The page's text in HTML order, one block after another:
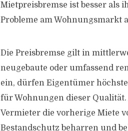
Mietpreisbremse ist besser als
Probleme am Wohnungsmarkt
Die Preisbremse gilt in
neugebaute oder umfassend
ein, dürfen Eigentümer
für Wohnungen dieser
Vermieter die vorherige Miete
Bestandschutz beharren und